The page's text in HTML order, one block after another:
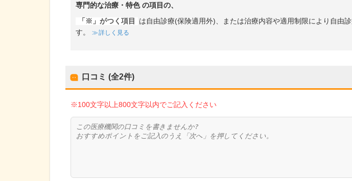
専門的な治療・特色の項目の、
「※」がつく項目
は自由診療(保険適用外)、または治療内容や適用制限により自由
す。
詳しく見る
口コミ (全2件)
※100文字以上800文字以内でご記入ください